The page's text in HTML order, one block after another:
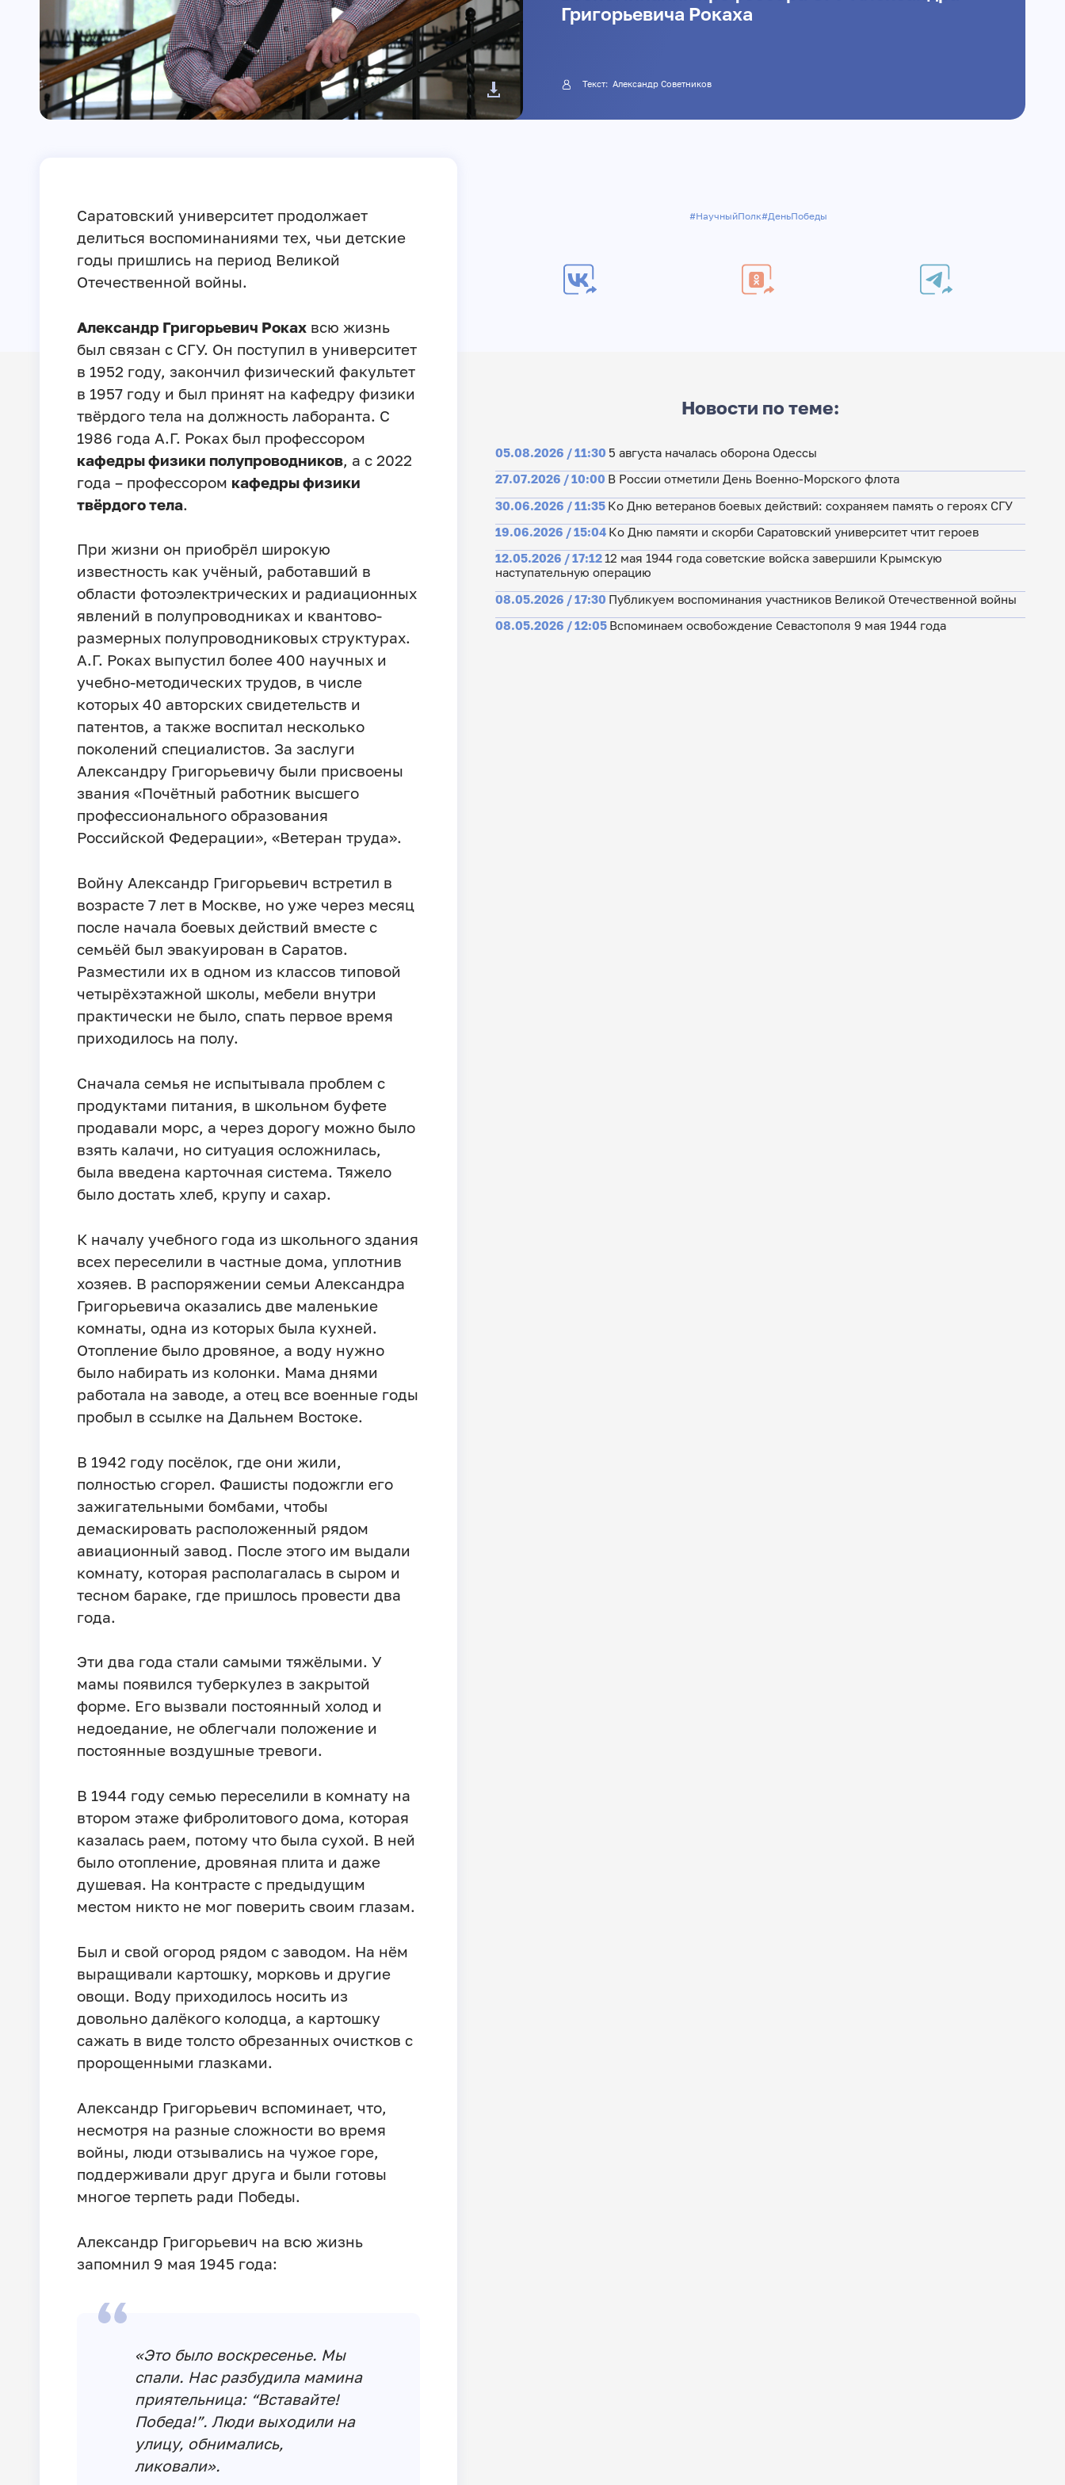
Григорьевича Рокаха
Текст: Александр Советников
Саратовский университет продолжает
делиться воспоминаниями тех, чьи детские
годы пришлись на период Великой
Отечественной войны.
Александр Григорьевич Рокахвсю жизнь
был связан с СГУ. Он поступил в университет
в 1952 году, закончил физический факультет
в 1957 году и был принят на кафедру физики
твёрдого тела на должность лаборанта. С
1986 года А.Г. Роках был профессором
кафедры физики полупроводников, а с 2022
года – профессором кафедры физики
твёрдого тела.
При жизни он приобрёл широкую
известность как учёный, работавший в
области фотоэлектрических и радиационных
явлений в полупроводниках и квантово-
размерных полупроводниковых структурах.
А.Г. Роках выпустил более 400 научных и
учебно-методических трудов, в числе
которых 40 авторских свидетельств и
патентов, а также воспитал несколько
поколений специалистов. За заслуги
Александру Григорьевичу были присвоены
звания «Почётный работник высшего
профессионального образования
Российской Федерации», «Ветеран труда».
Войну Александр Григорьевич встретил в
возрасте 7 лет в Москве, но уже через месяц
после начала боевых действий вместе с
семьёй был эвакуирован в Саратов.
Разместили их в одном из классов типовой
четырёхэтажной школы, мебели внутри
практически не было, спать первое время
приходилось на полу.
Сначала семья не испытывала проблем с
продуктами питания, в школьном буфете
продавали морс, а через дорогу можно было
взять калачи, но ситуация осложнилась,
была введена карточная система. Тяжело
было достать хлеб, крупу и сахар.
К началу учебного года из школьного здания
всех переселили в частные дома, уплотнив
хозяев. В распоряжении семьи Александра
Григорьевича оказались две маленькие
комнаты, одна из которых была кухней.
Отопление было дровяное, а воду нужно
было набирать из колонки. Мама днями
работала на заводе, а отец все военные годы
пробыл в ссылке на Дальнем Востоке.
В 1942 году посёлок, где они жили,
полностью сгорел. Фашисты подожгли его
зажигательными бомбами, чтобы
демаскировать расположенный рядом
авиационный завод. После этого им выдали
комнату, которая располагалась в сыром и
тесном бараке, где пришлось провести два
года.
Эти два года стали самыми тяжёлыми. У
мамы появился туберкулез в закрытой
форме. Его вызвали постоянный холод и
недоедание, не облегчали положение и
постоянные воздушные тревоги.
В 1944 году семью переселили в комнату на
втором этаже фибролитового дома, которая
казалась раем, потому что была сухой. В ней
было отопление, дровяная плита и даже
душевая. На контрасте с предыдущим
местом никто не мог поверить своим глазам.
Был и свой огород рядом с заводом. На нём
выращивали картошку, морковь и другие
овощи. Воду приходилось носить из
довольно далёкого колодца, а картошку
сажать в виде толсто обрезанных очистков с
пророщенными глазками.
Александр Григорьевич вспоминает, что,
несмотря на разные сложности во время
войны, люди отзывались на чужое горе,
поддерживали друг друга и были готовы
многое терпеть ради Победы.
Александр Григорьевич на всю жизнь
запомнил 9 мая 1945 года:
«Это было воскресенье. Мы
спали. Нас разбудила мамина
приятельница: “Вставайте!
Победа!”. Люди выходили на
улицу, обнимались,
ликовали».
#НаучныйПолк#ДеньПобеды
Новости по теме:
05.08.2026 / 11:30 5 августа началась оборона Одессы
27.07.2026 / 10:00 В России отметили День Военно-Морского флота
30.06.2026 / 11:35 Ко Дню ветеранов боевых действий: сохраняем память о героях СГУ
19.06.2026 / 15:04 Ко Дню памяти и скорби Саратовский университет чтит героев
12.05.2026 / 17:1212 мая 1944 года советские войска завершили Крымскую
наступательную операцию
08.05.2026 / 17:30 Публикуем воспоминания участников Великой Отечественной войны
08.05.2026 / 12:05 Вспоминаем освобождение Севастополя 9 мая 1944 года